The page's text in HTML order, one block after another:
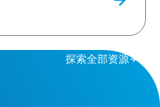
探索全部资源